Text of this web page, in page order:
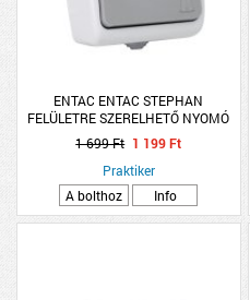
ENTAC ENTAC STEPHAN
FELÜLETRE SZERELHETŐ NYOMÓ
CSENGŐKAPCSOLÓ IP54 SZÜRKE-
FEHÉR
1 699 Ft 1 199 Ft
Praktiker
A bolthoz
Info